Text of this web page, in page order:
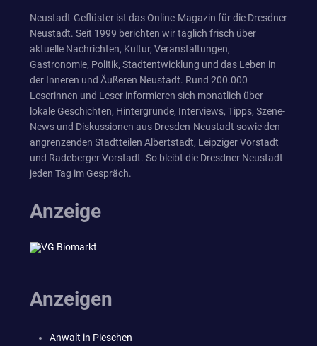
Neustadt-Geflüster ist das Online-Magazin für die Dresdner
Neustadt. Seit 1999 berichten wir täglich frisch über
aktuelle Nachrichten, Kultur, Veranstaltungen,
Gastronomie, Politik, Stadtentwicklung und das Leben in
der Inneren und Äußeren Neustadt. Rund 200.000
Leserinnen und Leser informieren sich monatlich über
lokale Geschichten, Hintergründe, Interviews, Tipps, Szene-
News und Diskussionen aus Dresden-Neustadt sowie den
angrenzenden Stadtteilen Albertstadt, Leipziger Vorstadt
und Radeberger Vorstadt. So bleibt die Dresdner Neustadt
jeden Tag im Gespräch.
Anzeige
Anzeigen
Anwalt in Pieschen